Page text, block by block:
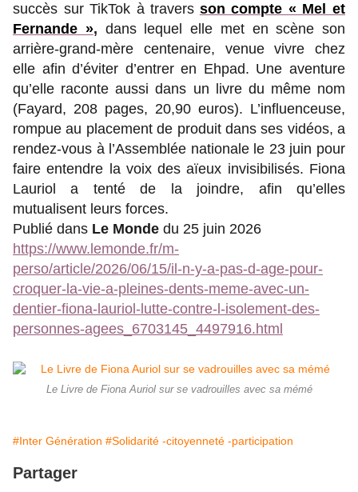
succès sur TikTok à travers son compte « Mel et
Fernande », dans lequel elle met en scène son
arrière-grand-mère centenaire, venue vivre chez
elle afin d’éviter d’entrer en Ehpad. Une aventure
qu’elle raconte aussi dans un livre du même nom
(Fayard, 208 pages, 20,90 euros). L’influenceuse,
rompue au placement de produit dans ses vidéos, a
rendez-vous à l’Assemblée nationale le 23 juin pour
faire entendre la voix des aïeux invisibilisés. Fiona
Lauriol a tenté de la joindre, afin qu’elles
mutualisent leurs forces.
Publié dans Le Monde du 25 juin 2026
https://www.lemonde.fr/m-
perso/article/2026/06/15/il-n-y-a-pas-d-age-pour-
croquer-la-vie-a-pleines-dents-meme-avec-un-
dentier-fiona-lauriol-lutte-contre-l-isolement-des-
personnes-agees_6703145_4497916.html
Le Livre de Fiona Auriol sur se vadrouilles avec sa mémé
#Inter Génération #Solidarité -citoyenneté -participation
Partager